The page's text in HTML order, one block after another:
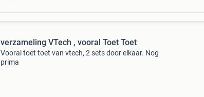
verzameling VTech , vooral Toet Toet
Vooral toet toet van vtech, 2 sets door elkaar. Nog
prima